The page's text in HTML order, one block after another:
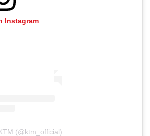
Instagram
(@ktm_official)